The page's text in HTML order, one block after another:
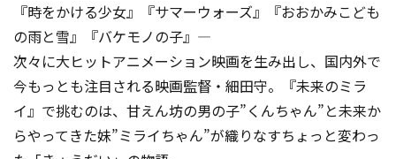
『時をかける少女』『サマーウォーズ』『おおかみこども
の雨と雪』『バケモノの子』―
次々に大ヒットアニメーション映画を生み出し、国内外で
今もっとも注目される映画監督・細田守。『未来のミラ
イ』で挑むのは、甘えん坊の男の子”くんちゃん”と未来か
らやってきた妹”ミライちゃん”が織りなすちょっと変わっ